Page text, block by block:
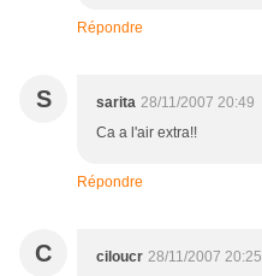
Répondre
S sarita 28/11/2007 20:49
Ca a l'air extra!!
Répondre
C ciloucr 28/11/2007 20:25